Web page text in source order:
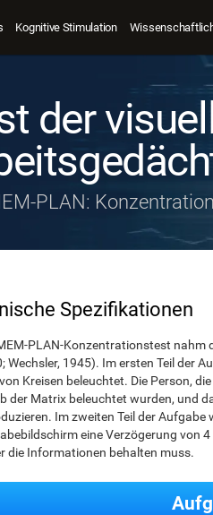
Kognitive Stimulation
der
PLAN:
Spezifikationen
PLAN-Konzentrationstest nahm
Wechsler, 1945). Im ersten Teil der
Kreisen beleuchtet. Die Person,
der Matrix beleuchtet wurden, und
Im zweiten Teil der
eine Verzögerung von
die Informationen behalten muss.